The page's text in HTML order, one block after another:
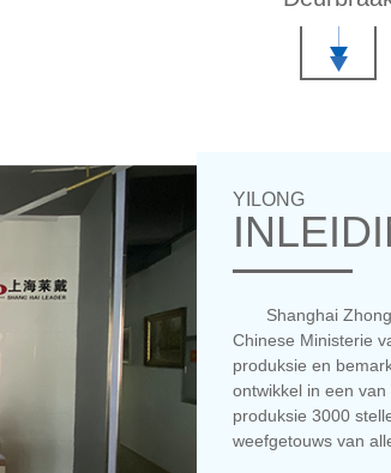
YILONG
Shanghai
Chinese Ministerie
produksie en
ontwikkel in een
produksie 3000
weefgetouws van